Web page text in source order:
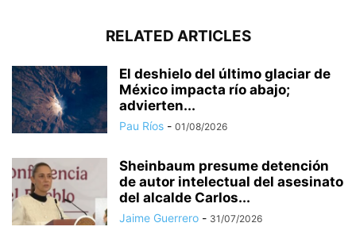
RELATED ARTICLES
El deshielo del último glaciar de
México impacta río abajo;
advierten...
Pau Ríos - 01/08/2026
Sheinbaum presume detención
de autor intelectual del asesinato
del alcalde Carlos...
Jaime Guerrero - 31/07/2026